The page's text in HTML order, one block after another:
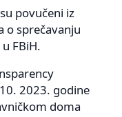
povučeni iz
o sprečavanju
FBiH.
2023. godine
doma